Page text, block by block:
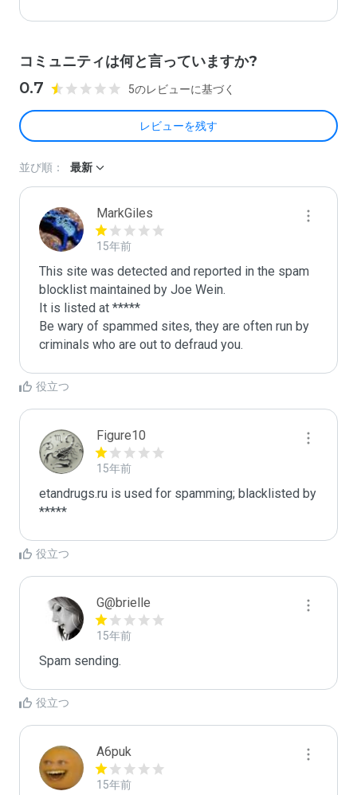
コミュニティは何と言っていますか?
0.7 5のレビューに基づく
レビューを残す
並び順： 最新
MarkGiles
15年前
This site was detected and reported in the spam
blocklist maintained by Joe Wein.
It is listed at *****
Be wary of spammed sites, they are often run by
criminals who are out to defraud you.
役立つ
Figure10
15年前
etandrugs.ru is used for spamming; blacklisted by
*****
役立つ
G@brielle
15年前
Spam sending.
役立つ
A6puk
15年前